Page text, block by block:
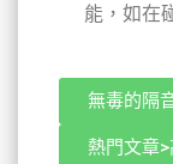
能，如在
無毒的隔
熱門文章